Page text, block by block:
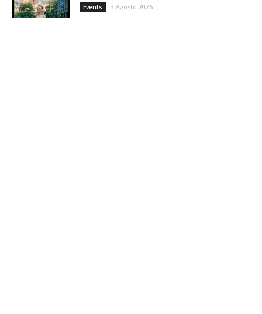
Events 3 Agosto 2026